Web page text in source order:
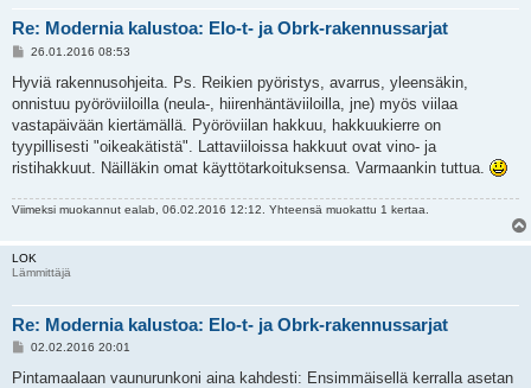
Re: Modernia kalustoa: Elo-t- ja Obrk-rakennussarjat
V
e
s
t
i
26.01.2016 08:53
Hyviä rakennusohjeita. Ps. Reikien pyöristys, avarrus, yleensäkin,
onnistuu pyöröviiloilla (neula-, hiirenhäntäviiloilla, jne) myös viilaa
vastapäivään kiertämällä. Pyöröviilan hakkuu, hakkuukierre on
tyypillisesti "oikeakätistä". Lattaviiloissa hakkuut ovat vino- ja
ristihakkuut. Näilläkin omat käyttötarkoituksensa. Varmaankin tuttua.
Viimeksi muokannut ealab , 06.02.2016 12:12. Yhteensä muokattu 1 kertaa.
LOK
Lämmittäjä
Re: Modernia kalustoa: Elo-t- ja Obrk-rakennussarjat
V
e
02.02.2016 20:01
Pintamaalaan vaunurunkoni aina kahdesti: Ensimmäisellä kerralla asetan